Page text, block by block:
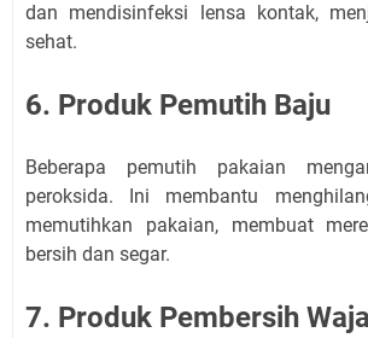
dan mendisinfeksi lensa kontak,
sehat.
6. Produk Pemutih Baju
Beberapa pemutih pakaian
peroksida. Ini membantu
memutihkan pakaian, membuat
bersih dan segar.
7. Produk Pembersih